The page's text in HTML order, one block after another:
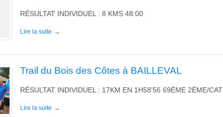
RÉSULTAT INDIVIDUEL : 8 KMS 48:00
Lire la suite
Trail du Bois des Côtes à BAILLEVAL
RÉSULTAT INDIVIDUEL : 17KM EN 1H58'56 69ÈME 2ÈME/CAT
Lire la suite